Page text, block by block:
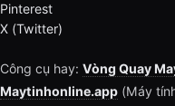
Pinterest
X (Twitter)
Công cụ hay: Vòng Quay
Maytinhonline.app (Máy